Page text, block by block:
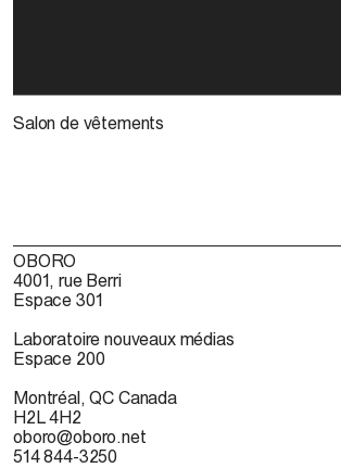
Salon de vêtements
OBORO
4001, rue Berri
Espace 301
Laboratoire nouveaux médias
Espace 200
Montréal, QC Canada
H2L 4H2
oboro@oboro.net
514 844-3250